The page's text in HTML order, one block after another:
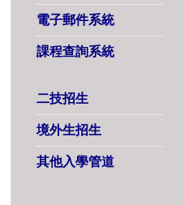
電子郵件系統
課程查詢系統
二技招生
境外生招生
其他入學管道